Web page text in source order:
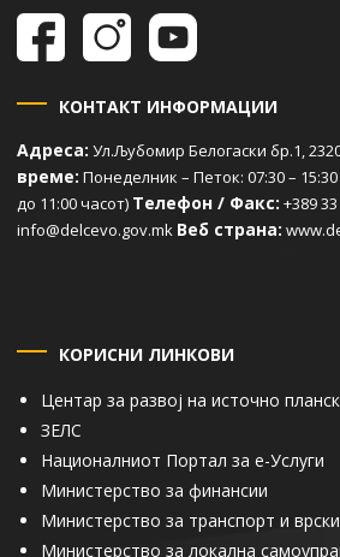
КОНТАКТ ИНФОРМАЦИИ
Адреса: Ул.Љубомир Белогаски бр.1,
време: Понеделник – Петок: 07:30 –
до 11:00 часот) Телефон / Факс: +389
info@delcevo.gov.mk Веб страна:
КОРИСНИ ЛИНКОВИ
Центар за развој на источно
ЗЕЛС
Националниот Портал за е-Услуги
Министерство за финансии
Министерство за транспорт и врски
Министерство за локална